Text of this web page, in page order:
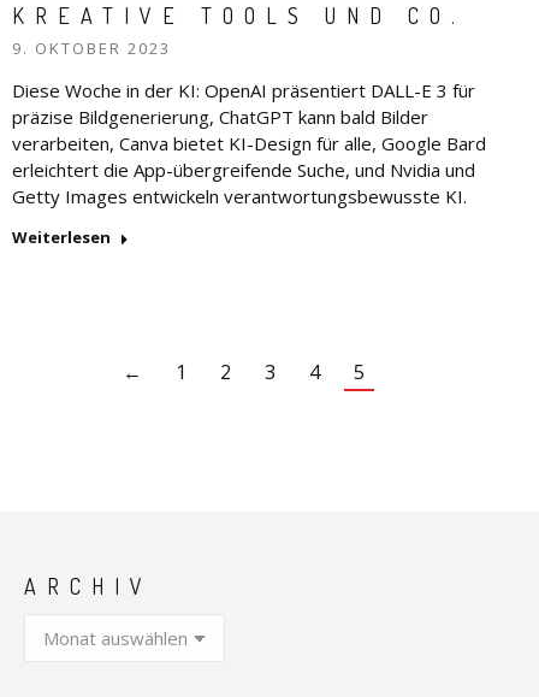
KREATIVE TOOLS UND CO.
9. OKTOBER 2023
Diese Woche in der KI: OpenAI präsentiert DALL-E 3 für
präzise Bildgenerierung, ChatGPT kann bald Bilder
verarbeiten, Canva bietet KI-Design für alle, Google Bard
erleichtert die App-übergreifende Suche, und Nvidia und
Getty Images entwickeln verantwortungsbewusste KI.
Weiterlesen
← 1 2 3 4 5
ARCHIV